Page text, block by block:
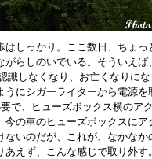
はしっかり。ここ数日、ちょ
らしのいでいる。そういえ
識しなくなり、お亡くなりに
にシガーライターから電源
で、ヒューズボックス横のア
今の車のヒューズボックスに
ないのだが、これが、なかな
あえず、こんな感じで取り外す